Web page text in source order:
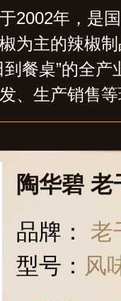
2002年，是
为主的辣椒
餐桌”的全
、生产销售
，线上渠道
陶华碧
品牌：
老
型号： 风